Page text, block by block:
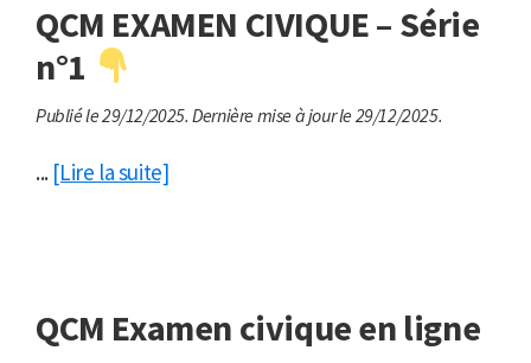
QCM EXAMEN CIVIQUE – Série
n°1
Publié le 29/12/2025. Dernière mise à jour le 29/12/2025.
... [Lire la suite]
QCM Examen civique en ligne